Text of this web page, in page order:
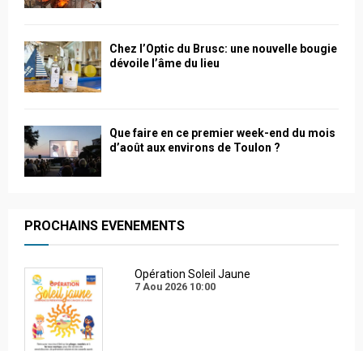
Chez l’Optic du Brusc: une nouvelle bougie
dévoile l’âme du lieu
Que faire en ce premier week-end du mois
d’août aux environs de Toulon ?
PROCHAINS EVENEMENTS
Opération Soleil Jaune
7 Aou 2026 10:00